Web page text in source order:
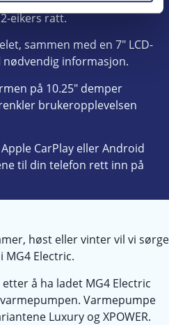
eikers ratt.
sammen med en 7″ LCD-
informasjon.
på 10.25″ demper
brukeropplevelsen
CarPlay eller Android
til din telefon rett inn på
høst eller vinter vil vi sørge
Electric.
å ha ladet MG4 Electric
Varmepumpe
Luxury og XPOWER.